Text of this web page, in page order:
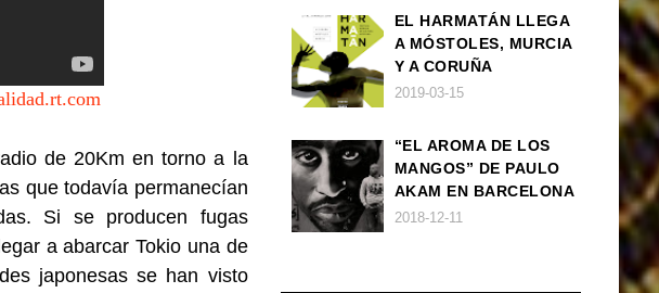
de 20Km en torno a la
que todavía permanecían
Si se producen fugas
a abarcar Tokio una de
japonesas se han visto
AFRODESCENDENCIA
EL HARMATÁN LLEGA
A MÓSTOLES, MURCIA
Y A CORUÑA
2019-03-15
“EL AROMA DE LOS
MANGOS” DE PAULO
AKAM EN BARCELONA
2018-12-11